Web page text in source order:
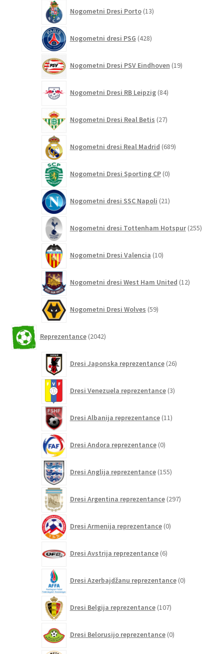
Nogometni Dresi Porto 13izdelkov
Nogometni dresi PSG 428izdelkov
Nogometni Dresi PSV Eindhoven 19izdelkov
Nogometni Dresi RB Leipzig 84izdelkov
Nogometni Dresi Real Betis 27izdelkov
Nogometni dresi Real Madrid 689izdelkov
Nogometni Dresi Sporting CP 0izdelkov
Nogometni dresi SSC Napoli 21izdelkov
Nogometni dresi Tottenham Hotspur 255
Nogometni Dresi Valencia 10izdelkov
Nogometni dresi West Ham United 12izdelkov
Nogometni Dresi Wolves 59izdelkov
Reprezentance 2042izdelkov
Dresi Japonska reprezentance 26izdelkov
Dresi Venezuela reprezentance 3izdelki
Dresi Albanija reprezentance 11izdelkov
Dresi Andora reprezentance 0izdelkov
Dresi Anglija reprezentance 155izdelkov
Dresi Argentina reprezentance 297izdelkov
Dresi Armenija reprezentance 0izdelkov
Dresi Avstrija reprezentance 6izdelkov
Dresi Azerbajdžanu reprezentance 0izdelkov
Dresi Belgija reprezentance 107izdelkov
Dresi Belorusijo reprezentance 0izdelkov